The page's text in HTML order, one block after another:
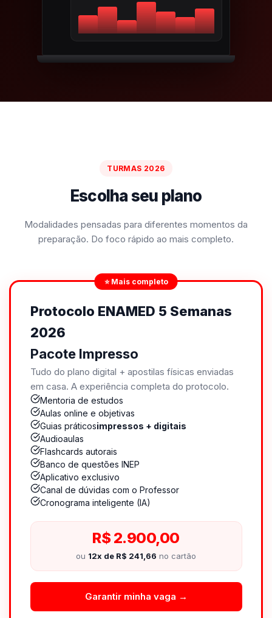
TURMAS 2026
Escolha seu plano
Modalidades pensadas para diferentes momentos da
preparação. Do foco rápido ao mais completo.
⭐ Mais completo
Protocolo ENAMED 5 Semanas
2026
Pacote Impresso
Tudo do plano digital + apostilas físicas enviadas
em casa. A experiência completa do protocolo.
Mentoria de estudos
Aulas online e objetivas
Guias práticosimpressos + digitais
Audioaulas
Flashcards autorais
Banco de questões INEP
Aplicativo exclusivo
Canal de dúvidas com o Professor
Cronograma inteligente (IA)
R$ 2.900,00
ou 12x de R$ 241,66 no cartão
Garantir minha vaga →